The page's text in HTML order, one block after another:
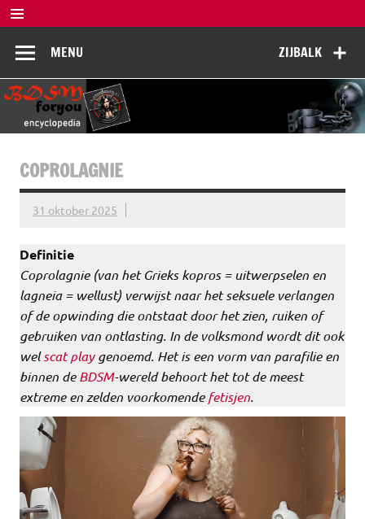
Doorgaan
naar
inhoud
BDSM
Encyclopedia
ZIJBALK
MENU
COPROLAGNIE
31 oktober 2025
Definitie
Coprolagnie (van het Grieks kopros = uitwerpselen en
lagneia = wellust) verwijst naar het seksuele verlangen
of de opwinding die ontstaat door het zien, ruiken of
gebruiken van ontlasting. In de volksmond wordt dit ook
welscat playgenoemd. Het is een vorm van parafilie en
binnen deBDSM-wereld behoort het tot de meest
extreme en zelden voorkomendefetisjen.